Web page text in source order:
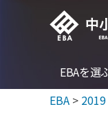
EBAを選
EBA > 2019